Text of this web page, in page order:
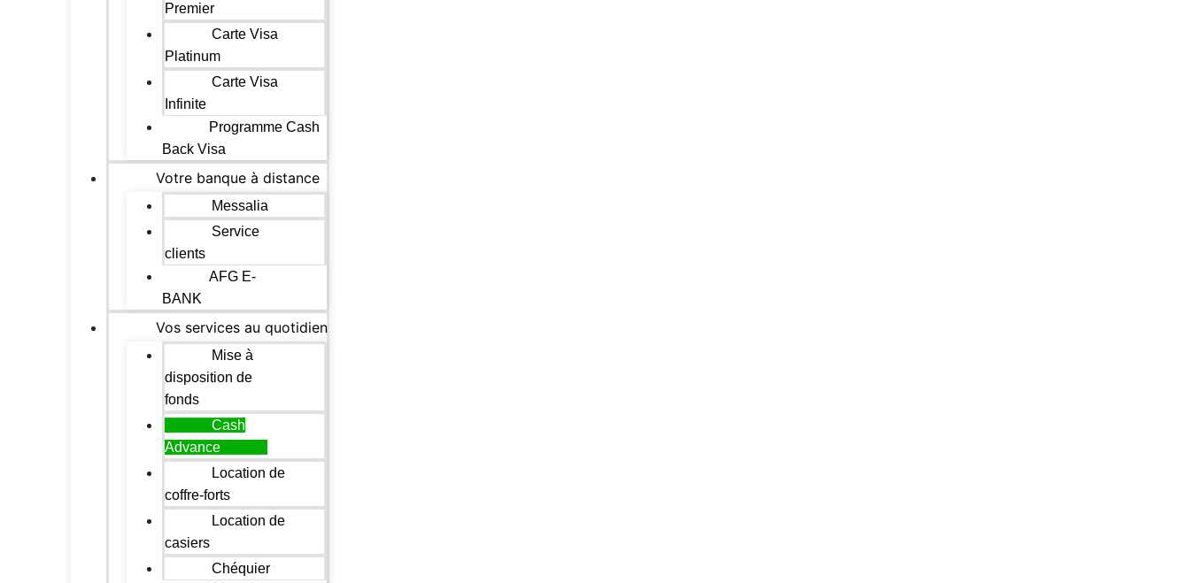
Premier
Carte Visa
Platinum
Carte Visa
Infinite
Programme Cash
Back Visa
Votre banque à distance
Messalia
Service
clients
AFG E-
BANK
Vos services au quotidien
Mise à
disposition de
fonds
Cash
Advance
Location de
coffre-forts
Location de
casiers
Chéquier